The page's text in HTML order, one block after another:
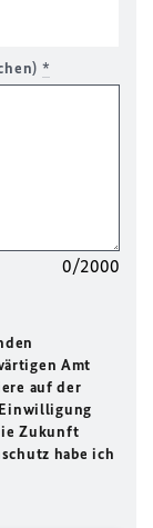
*
0/2000
Amt
auf der
Zukunft
habe ich